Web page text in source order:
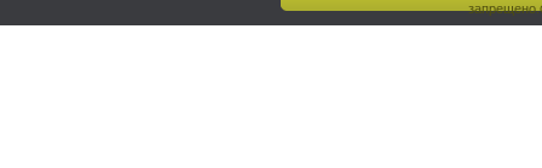
запрещено.